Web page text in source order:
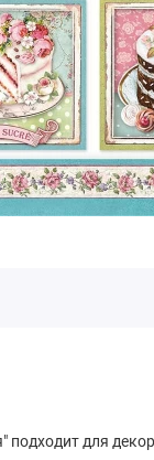
подходит для